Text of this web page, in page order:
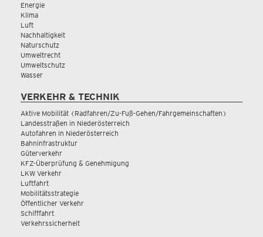
Energie
Klima
Luft
Nachhaltigkeit
Naturschutz
Umweltrecht
Umweltschutz
Wasser
VERKEHR & TECHNIK
Aktive Mobilität (Radfahren/Zu-Fuß-Gehen/Fahrgemeinschaften)
Landesstraßen in Niederösterreich
Autofahren in Niederösterreich
Bahninfrastruktur
Güterverkehr
KFZ-Überprüfung & Genehmigung
LKW Verkehr
Luftfahrt
Mobilitätsstrategie
Öffentlicher Verkehr
Schifffahrt
Verkehrssicherheit